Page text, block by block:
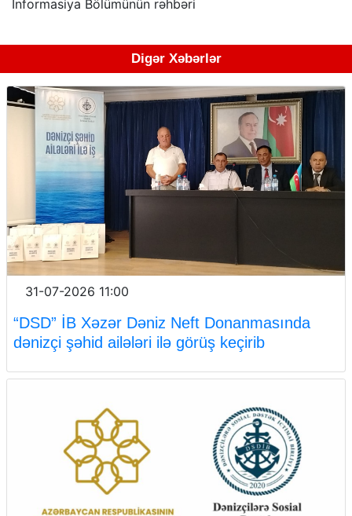
İnformasiya Bölümünün rəhbəri
Digər Xəbərlər
31-07-2026 11:00
“DSD” İB Xəzər Dəniz Neft Donanmasında
dənizçi şəhid ailələri ilə görüş keçirib